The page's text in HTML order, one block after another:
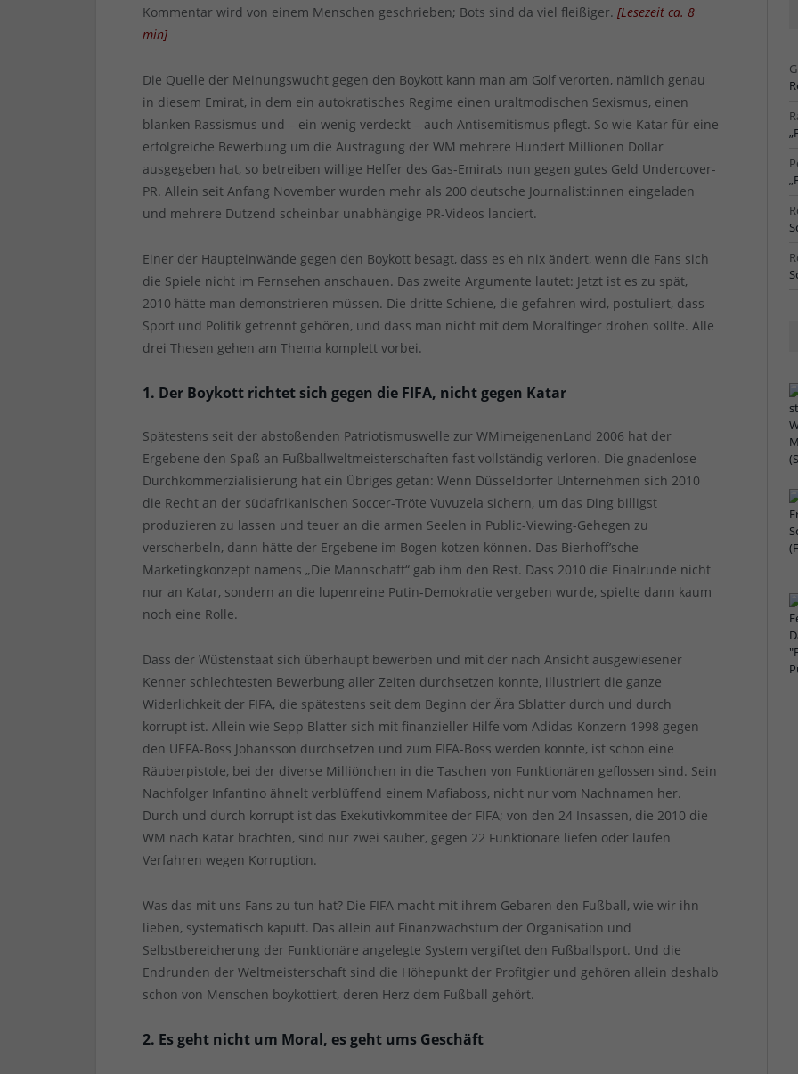
Kommentar wird von einem Menschen geschrieben; Bots sind da viel fleißiger.[Lesezeit ca. 8
min]
Die Quelle der Meinungswucht gegen den Boykott kann man am Golf verorten, nämlich genau
in diesem Emirat, in dem ein autokratisches Regime einen uraltmodischen Sexismus, einen
blanken Rassismus und – ein wenig verdeckt – auch Antisemitismus pflegt. So wie Katar für eine
erfolgreiche Bewerbung um die Austragung der WM mehrere Hundert Millionen Dollar
ausgegeben hat, so betreiben willige Helfer des Gas-Emirats nun gegen gutes Geld Undercover-
PR. Allein seit Anfang November wurden mehr als 200 deutsche Journalist:innen eingeladen
und mehrere Dutzend scheinbar unabhängige PR-Videos lanciert.
Einer der Haupteinwände gegen den Boykott besagt, dass es eh nix ändert, wenn die Fans sich
die Spiele nicht im Fernsehen anschauen. Das zweite Argumente lautet: Jetzt ist es zu spät,
2010 hätte man demonstrieren müssen. Die dritte Schiene, die gefahren wird, postuliert, dass
Sport und Politik getrennt gehören, und dass man nicht mit dem Moralfinger drohen sollte. Alle
drei Thesen gehen am Thema komplett vorbei.
1. Der Boykott richtet sich gegen die FIFA, nicht gegen Katar
Spätestens seit der abstoßenden Patriotismuswelle zur WMimeigenenLand 2006 hat der
Ergebene den Spaß an Fußballweltmeisterschaften fast vollständig verloren. Die gnadenlose
Durchkommerzialisierung hat ein Übriges getan: Wenn Düsseldorfer Unternehmen sich 2010
die Recht an der südafrikanischen Soccer-Tröte Vuvuzela sichern, um das Ding billigst
produzieren zu lassen und teuer an die armen Seelen in Public-Viewing-Gehegen zu
verscherbeln, dann hätte der Ergebene im Bogen kotzen können. Das Bierhoff’sche
Marketingkonzept namens „Die Mannschaft“ gab ihm den Rest. Dass 2010 die Finalrunde nicht
nur an Katar, sondern an die lupenreine Putin-Demokratie vergeben wurde, spielte dann kaum
noch eine Rolle.
Dass der Wüstenstaat sich überhaupt bewerben und mit der nach Ansicht ausgewiesener
Kenner schlechtesten Bewerbung aller Zeiten durchsetzen konnte, illustriert die ganze
Widerlichkeit der FIFA, die spätestens seit dem Beginn der Ära Sblatter durch und durch
korrupt ist. Allein wie Sepp Blatter sich mit finanzieller Hilfe vom Adidas-Konzern 1998 gegen
den UEFA-Boss Johansson durchsetzen und zum FIFA-Boss werden konnte, ist schon eine
Räuberpistole, bei der diverse Milliönchen in die Taschen von Funktionären geflossen sind. Sein
Nachfolger Infantino ähnelt verblüffend einem Mafiaboss, nicht nur vom Nachnamen her.
Durch und durch korrupt ist das Exekutivkommitee der FIFA; von den 24 Insassen, die 2010 die
WM nach Katar brachten, sind nur zwei sauber, gegen 22 Funktionäre liefen oder laufen
Verfahren wegen Korruption.
Was das mit uns Fans zu tun hat? Die FIFA macht mit ihrem Gebaren den Fußball, wie wir ihn
lieben, systematisch kaputt. Das allein auf Finanzwachstum der Organisation und
Selbstbereicherung der Funktionäre angelegte System vergiftet den Fußballsport. Und die
Endrunden der Weltmeisterschaft sind die Höhepunkt der Profitgier und gehören allein deshalb
schon von Menschen boykottiert, deren Herz dem Fußball gehört.
2. Es geht nicht um Moral, es geht ums Geschäft